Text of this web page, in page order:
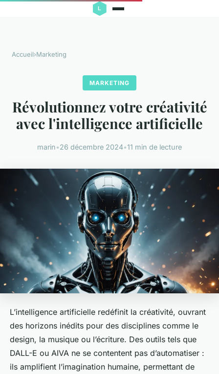
Accueil›Marketing
MARKETING
Révolutionnez votre créativité
avec l'intelligence artificielle
marin•26 décembre 2024•11 min de lecture
L’intelligence artificielle redéfinit la créativité, ouvrant
des horizons inédits pour des disciplines comme le
design, la musique ou l’écriture. Des outils tels que
DALL-E ou AIVA ne se contentent pas d’automatiser :
ils amplifient l’imagination humaine, permettant de